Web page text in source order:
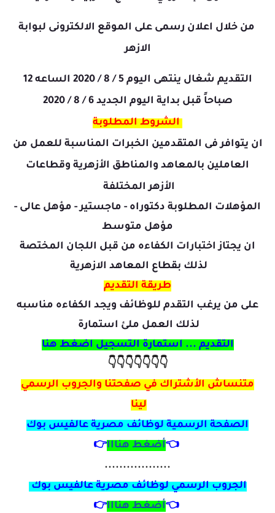
من خلال اعلان رسمى على الموقع الالكترونى لبوابة
الازهر
التقديم شغال ينتهى اليوم 5 / 8 / 2020 الساعه 12
صباحاً قبل بداية اليوم الجديد 6 / 8 / 2020
الشروط المطلوبة
ان يتوافر فى المتقدمين الخبرات المناسبة للعمل من
العاملين بالمعاهد والمناطق الأزهرية وقطاعات
الأزهر المختلفة
المؤهلات المطلوبة دكتوراه - ماجستير - مؤهل عالى -
مؤهل متوسط
ان يجتاز اختبارات الكفاءه من قبل اللجان المختصة
لذلك بقطاع المعاهد الازهرية
طريقة التقديم
على من يرغب التقدم للوظائف ويجد الكفاءه مناسبه
لذلك العمل ملئ استمارة
التقديم ... استمارة التسجيل اضغط هنا
👇👇👇👇👇👇👇
متنساش الأشتراك في صفحتنا والجروب الرسمي
لينا
الصفحة الرسمية لوظائف مصرية عالفيس بوك
👈أضغط هنااا👉
..................
الجروب الرسمي لوظائف مصرية عالفيس بوك
👈أضغط هنااا👉